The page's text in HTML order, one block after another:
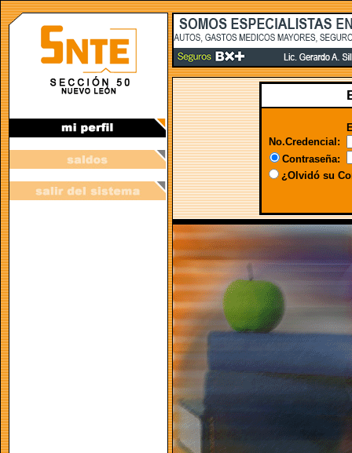
No.Credencial:
Contraseña:
¿Olvidó su